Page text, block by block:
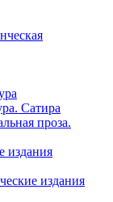
Сатира
проза.
издания
издания